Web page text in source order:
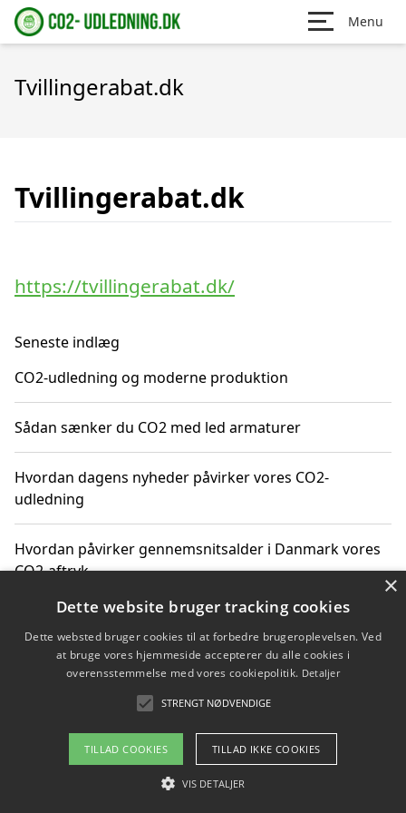
Menu
Tvillingerabat.dk
Tvillingerabat.dk
https://tvillingerabat.dk/
Seneste indlæg
CO2-udledning og moderne produktion
Sådan sænker du CO2 med led armaturer
Hvordan dagens nyheder påvirker vores CO2-
udledning
Hvordan påvirker gennemsnitsalder i Danmark vores
CO2-aftryk
Hvordan nyheder om CO2-udledning påvirker vores
hverdag
Om / kontakt
Blog Betingelser
×
Dette website bruger tracking cookies
Dette websted bruger cookies til at forbedre brugeroplevelsen. Ved
at bruge vores hjemmeside accepterer du alle cookies i
overensstemmelse med vores cookiepolitik. Detaljer
STRENGT NØDVENDIGE
TILLAD COOKIES TILLAD IKKE COOKIES
VIS DETALJER